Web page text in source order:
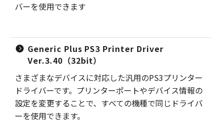
バーを使用できます
Generic Plus PS3 Printer Driver
Ver.3.40（32bit）
さまざまなデバイスに対応した汎用のPS3プリンター
ドライバーです。プリンターポートやデバイス情報の
設定を変更することで、すべての機種で同じドライバ
ーを使用できます。